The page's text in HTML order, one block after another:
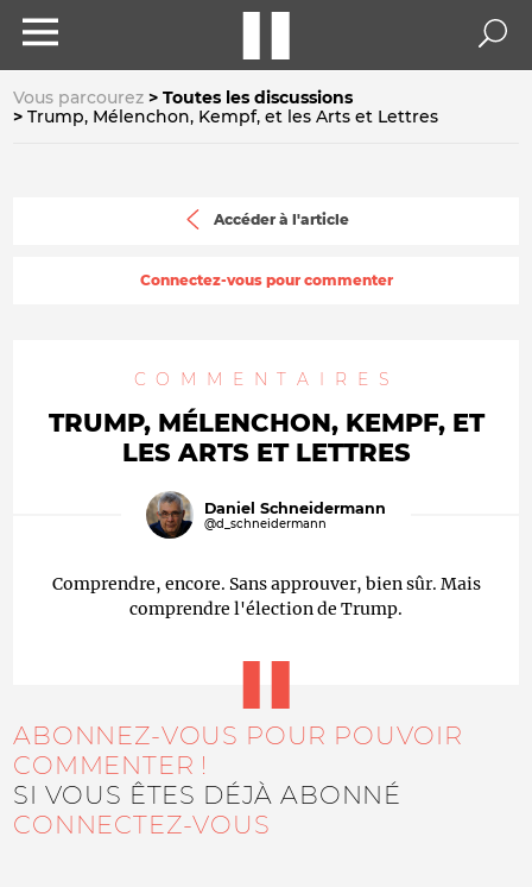
Vous parcourez
Toutes les discussions
Trump, Mélenchon, Kempf, et les Arts et Lettres
Accéder à l'article
Connectez-vous pour commenter
COMMENTAIRES
TRUMP, MÉLENCHON, KEMPF, ET
LES ARTS ET LETTRES
Daniel Schneidermann
@d_schneidermann
Comprendre, encore. Sans approuver, bien sûr. Mais
comprendre l'élection de Trump.
ABONNEZ-VOUS POUR POUVOIR
COMMENTER !
SI VOUS ÊTES DÉJÀ ABONNÉ
CONNECTEZ-VOUS